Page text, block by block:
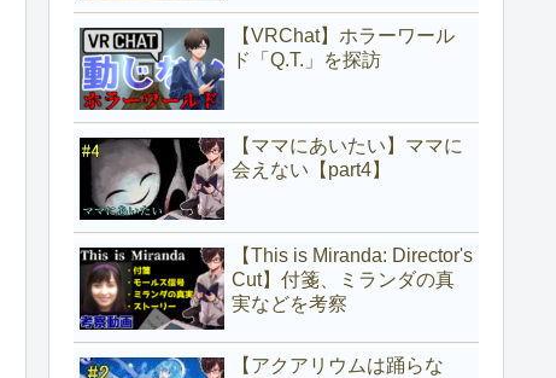
【VRChat】ホラーワール
ド「Q.T.」を探訪
【ママにあいたい】ママに
会えない【part4】
【This is Miranda: Director's
Cut】付箋、ミランダの真
実などを考察
【アクアリウムは踊らな